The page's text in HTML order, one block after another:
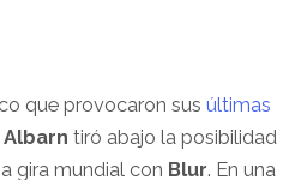
que provocaron susúltimas
Albarn tiró abajo la posibilidad
gira mundial con Blur. En una